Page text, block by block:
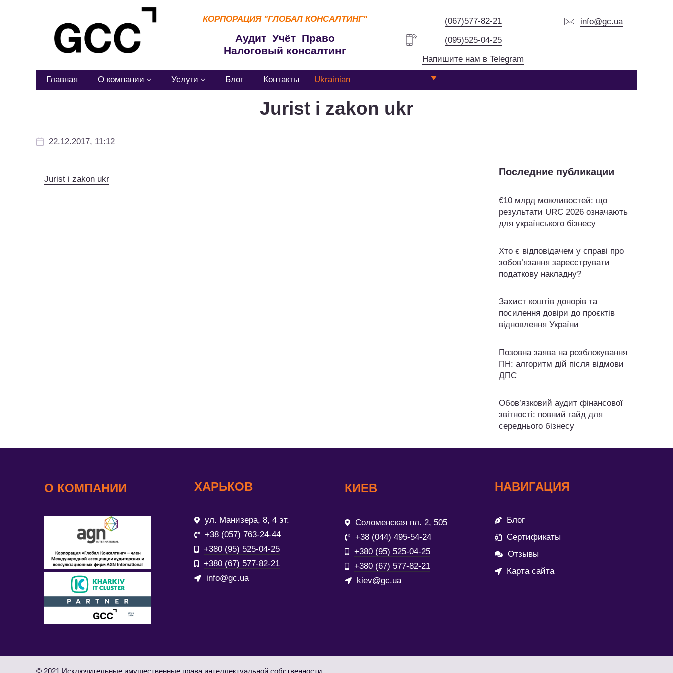
КОРПОРАЦИЯ "ГЛОБАЛ КОНСАЛТИНГ"
Аудит Учёт Право
Налоговый консалтинг
(067)577-82-21
(095)525-04-25
Напишите нам в Telegram
info@gc.ua
Главная О компании Услуги Блог Контакты Ukrainian
Jurist i zakon ukr
22.12.2017, 11:12
Jurist i zakon ukr
Последние публикации
€10 млрд можливостей: що
результати URC 2026 означають
для українського бізнесу
Хто є відповідачем у справі про
зобов’язання зареєструвати
податкову накладну?
Захист коштів донорів та
посилення довіри до проєктів
відновлення України
Позовна заява на розблокування
ПН: алгоритм дій після відмови
ДПС
Обов’язковий аудит фінансової
звітності: повний гайд для
середнього бізнесу
О КОМПАНИИ ХАРЬКОВ
ул. Манизера, 8, 4 эт.
+38 (057) 763-24-44
+380 (95) 525-04-25
+380 (67) 577-82-21
info@gc.ua
КИЕВ
Соломенская пл. 2, 505
+38 (044) 495-54-24
+380 (95) 525-04-25
+380 (67) 577-82-21
kiev@gc.ua
НАВИГАЦИЯ
Блог
Сертификаты
Отзывы
Карта сайта